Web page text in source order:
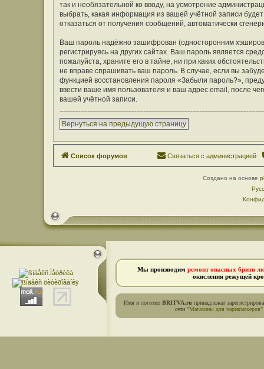
так и необязательной ко вводу, на усмотрение
выбрать, какая информация из вашей учётной записи
отказаться от получения сообщений, автоматически
Ваш пароль надёжно зашифрован (односторонним
регистрируясь на других сайтах. Ваш пароль является
пожалуйста, храните его в тайне, ни при каких
не вправе спрашивать ваш пароль. В случае, если вы
функцией восстановления пароля «Забыли пароль?»,
ввести ваше имя пользователя и ваш адрес email, после
вашей учётной записи.
Вернуться на предыдущую страницу
Список форумов Связаться с администрацией
Создано на основе
Мы производим ремонт опасных бритв
окисления режущей
Имя и логотип BRITVA.ru принадлежат
сети "Магазины для парикмахеров"